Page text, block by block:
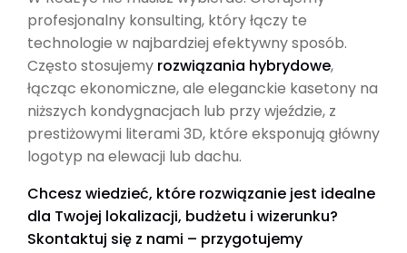
profesjonalny konsulting, który łączy te
technologie w najbardziej efektywny sposób.
Często stosujemy rozwiązania hybrydowe,
łącząc ekonomiczne, ale eleganckie kasetony na
niższych kondygnacjach lub przy wjeździe, z
prestiżowymi literami 3D, które eksponują główny
logotyp na elewacji lub dachu.
Chcesz wiedzieć, które rozwiązanie jest idealne
dla Twojej lokalizacji, budżetu i wizerunku?
Skontaktuj się z nami – przygotujemy